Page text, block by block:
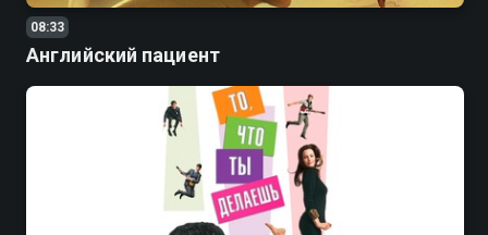
08:33
Английский пациент